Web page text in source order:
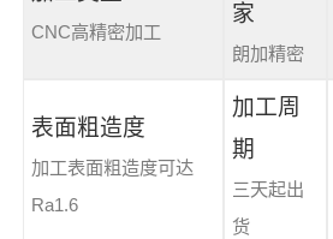
CNC高精密加工
家
朗加精密
表面粗造度
加工表面粗造度可达
Ra1.6
加工周
期
三天起出
货